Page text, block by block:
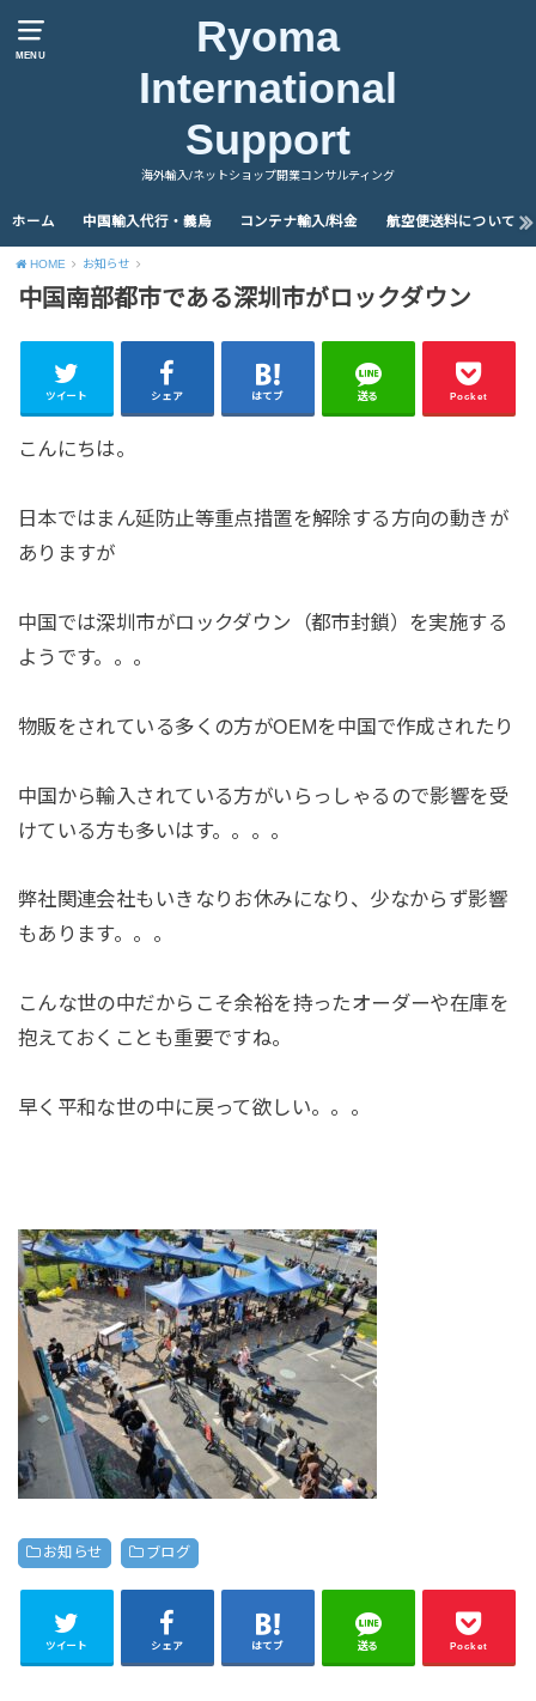
MENU
Ryoma
International
Support
海外輸入/ネットショップ開業コンサルティング
ホーム 中国輸入代行・義烏 コンテナ輸入/料金 航空便送料について
HOME お知らせ
中国南部都市である深圳市がロックダウン
ツイート シェア はてブ 送る Pocket
こんにちは。
日本ではまん延防止等重点措置を解除する方向の動きが
ありますが
中国では深圳市がロックダウン（都市封鎖）を実施する
ようです。。。
物販をされている多くの方がOEMを中国で作成されたり
中国から輸入されている方がいらっしゃるので影響を受
けている方も多いはす。。。。
弊社関連会社もいきなりお休みになり、少なからず影響
もあります。。。
こんな世の中だからこそ余裕を持ったオーダーや在庫を
抱えておくことも重要ですね。
早く平和な世の中に戻って欲しい。。。
お知らせ ブログ
ツイート シェア はてブ 送る Pocket